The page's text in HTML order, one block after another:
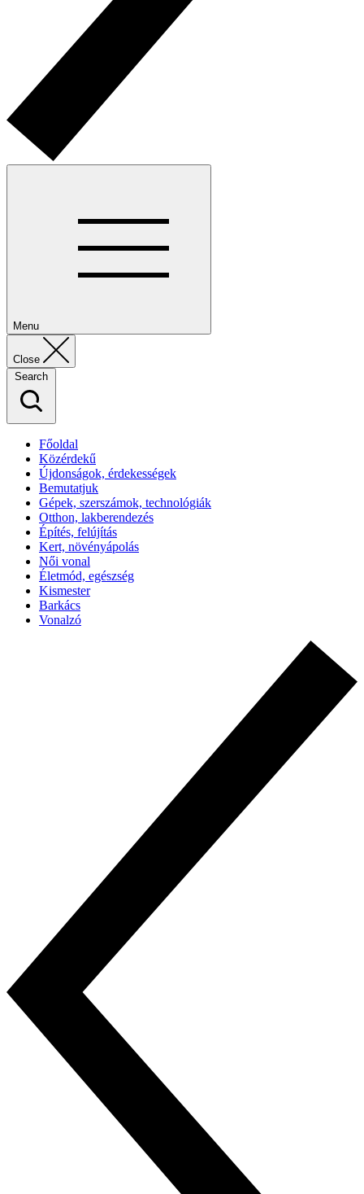
Menu
Close
Search
Főoldal
Közérdekű
Újdonságok, érdekességek
Bemutatjuk
Gépek, szerszámok, technológiák
Otthon, lakberendezés
Építés, felújítás
Kert, növényápolás
Női vonal
Életmód, egészség
Kismester
Barkács
Vonalzó